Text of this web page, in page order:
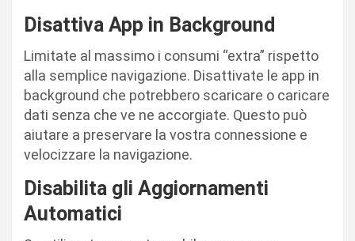
Disattiva App in Background
Limitate al massimo i consumi “extra” rispetto
alla semplice navigazione. Disattivate le app in
background che potrebbero scaricare o caricare
dati senza che ve ne accorgiate. Questo può
aiutare a preservare la vostra connessione e
velocizzare la navigazione.
Disabilita gli Aggiornamenti
Automatici